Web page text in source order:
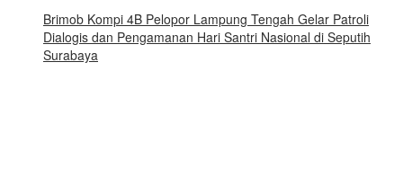
Brimob Kompi 4B Pelopor Lampung Tengah Gelar Patroli
Dialogis dan Pengamanan Hari Santri Nasional di Seputih
Surabaya